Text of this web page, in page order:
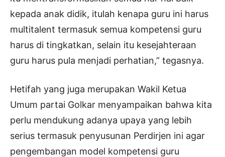
kepada anak didik, itulah kenapa guru ini harus
multitalent termasuk semua kompetensi guru
harus di tingkatkan, selain itu kesejahteraan
guru harus pula menjadi perhatian,” tegasnya.
Hetifah yang juga merupakan Wakil Ketua
Umum partai Golkar menyampaikan bahwa kita
perlu mendukung adanya upaya yang lebih
serius termasuk penyusunan Perdirjen ini agar
pengembangan model kompetensi guru